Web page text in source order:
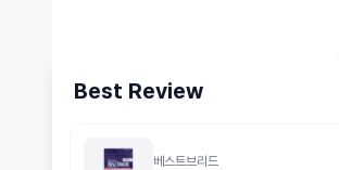
Best Review
베스트브리드